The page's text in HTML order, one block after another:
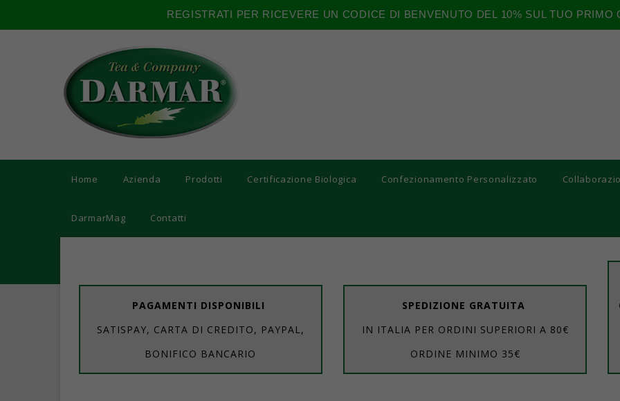
REGISTRATI PER RICEVERE UN CODICE DI BENVENUTO DEL 10% SUL TUO PRIMO
Home Azienda Prodotti Certificazione Biologica Confezionamento Personalizzato
DarmarMag Contatti
PAGAMENTI DISPONIBILI
SATISPAY, CARTA DI CREDITO, PAYPAL,
BONIFICO BANCARIO
SPEDIZIONE GRATUITA
IN ITALIA PER ORDINI SUPERIORI A 80€
ORDINE MINIMO 35€